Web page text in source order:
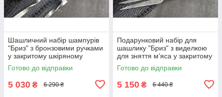
Шашличний набір шампурів
"Бриз" з бронзовими ручками
у закритому шкіряному
сагайдаку
Готово до відправки
5 030 ₴ 6 290 ₴
Подарунковий набір для
шашлику "Бриз" з виделкою
для зняття м'яса у закритому
шкіряному сагайдаку
Готово до відправки
5 150 ₴ 6 440 ₴